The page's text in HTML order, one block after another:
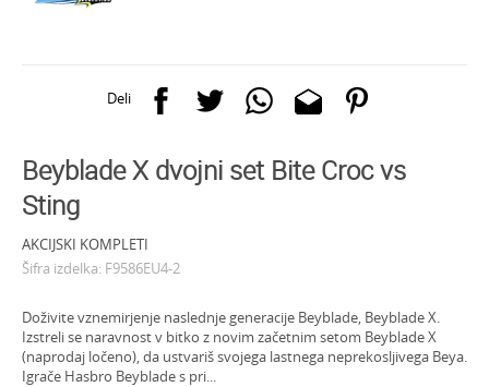
Deli
Beyblade X dvojni set Bite Croc vs
Sting
AKCIJSKI KOMPLETI
Šifra izdelka: F9586EU4-2
Doživite vznemirjenje naslednje generacije Beyblade, Beyblade X.
Izstreli se naravnost v bitko z novim začetnim setom Beyblade X
(naprodaj ločeno), da ustvariš svojega lastnega neprekosljivega Beya.
Igrače Hasbro Beyblade s pri...